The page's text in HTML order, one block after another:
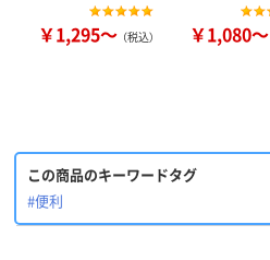
￥1,295～ （税込） ￥1,080～
この商品のキーワードタグ
#便利